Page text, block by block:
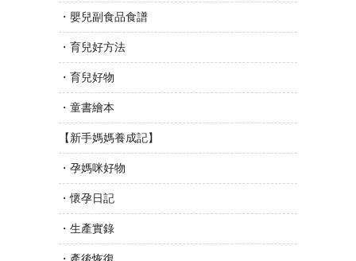
・嬰兒副食品食譜
・育兒好方法
・育兒好物
・童書繪本
【新手媽媽養成記】
・孕媽咪好物
・懷孕日記
・生產實錄